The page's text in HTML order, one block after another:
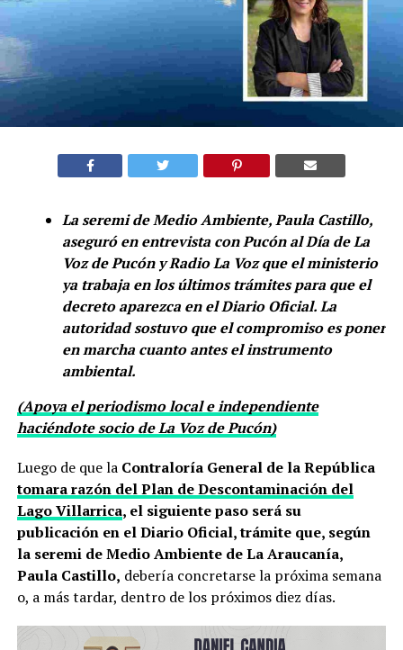
La seremi de Medio Ambiente, Paula Castillo,
aseguró en entrevista con Pucón al Día de La
Voz de Pucón y Radio La Voz que el ministerio
ya trabaja en los últimos trámites para que el
decreto aparezca en el Diario Oficial. La
autoridad sostuvo que el compromiso es poner
en marcha cuanto antes el instrumento
ambiental.
(Apoya el periodismo local e independiente
haciéndote socio de La Voz de Pucón)
Luego de que la Contraloría General de la República
tomara razón del Plan de Descontaminación del
Lago Villarrica, el siguiente paso será su
publicación en el Diario Oficial, trámite que, según
la seremi de Medio Ambiente de La Araucanía,
Paula Castillo, debería concretarse la próxima semana
o, a más tardar, dentro de los próximos diez días.